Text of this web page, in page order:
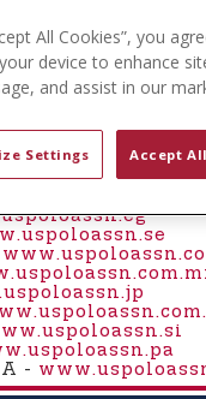
-
-
-
All Cookies”, you
device to enhance
and assist in our
Settings Accept